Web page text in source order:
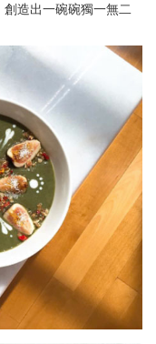
造出一碗碗獨一無二